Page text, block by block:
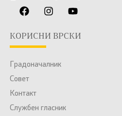
КОРИСНИ ВРСКИ
Градоначалник
Совет
Контакт
Службен гласник